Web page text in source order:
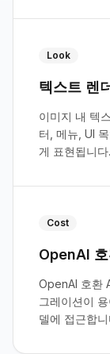
Look
텍스트 렌
이미지 내 텍
터, 메뉴, UI
게 표현됩니다.
Cost
OpenAI
OpenAI 호환
그레이션이
델에 접근합니